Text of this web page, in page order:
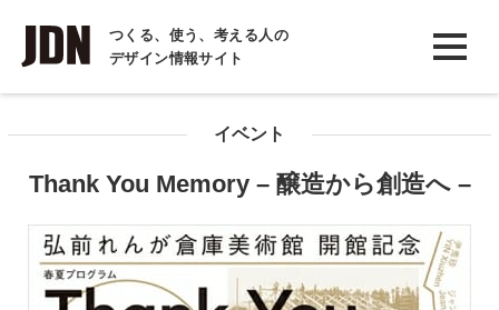
つくる、使う、考える人の
デザイン情報サイト
INTERVIEW
インタビュー
コラム
イベント
Thank You Memory – 醸造から創造へ –